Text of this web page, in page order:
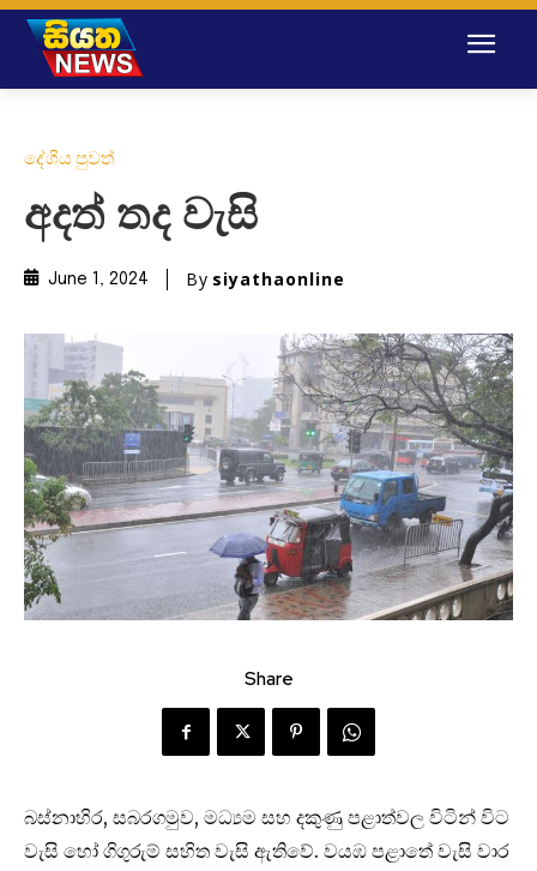
දේශීය පුවත්
අදත් තද වැසි
June 1, 2024 By siyathaonline
Share
බස්නාහිර, සබරගමුව, මධ්‍යම සහ දකුණු පළාත්වල විටින් විට
වැසි හෝ ගිගුරුම් සහිත වැසි ඇතිවේ. වයඹ පළාතේ වැසි වාර